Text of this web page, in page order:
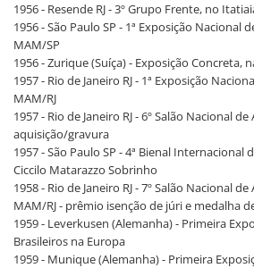
1956 - Resende RJ - 3º Grupo Frente, no
1956 - São Paulo SP - 1ª Exposição Nacional
MAM/SP
1956 - Zurique (Suíça) - Exposição Concreta,
1957 - Rio de Janeiro RJ - 1ª Exposição
MAM/RJ
1957 - Rio de Janeiro RJ - 6º Salão Nacional
aquisição/gravura
1957 - São Paulo SP - 4ª Bienal Internacional
Ciccilo Matarazzo Sobrinho
1958 - Rio de Janeiro RJ - 7º Salão Nacional
MAM/RJ - prêmio isenção de júri e medalha
1959 - Leverkusen (Alemanha) - Primeira
Brasileiros na Europa
1959 - Munique (Alemanha) - Primeira